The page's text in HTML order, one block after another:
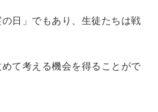
日」でもあり、生徒たちは戦
て考える機会を得ることがで